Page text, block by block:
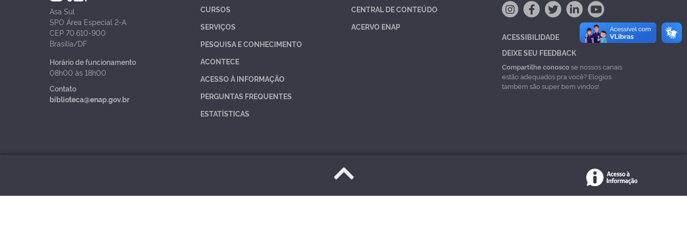
Asa Sul
SPO Área Especial 2-A
CEP 70.610-900
Brasília/DF
Horário de funcionamento
08h00 às 18h00
Contato
biblioteca@enap.gov.br
CURSOS
SERVIÇOS
PESQUISA E CONHECIMENTO
ACONTECE
ACESSO À INFORMAÇÃO
PERGUNTAS FREQUENTES
ESTATÍSTICAS
CENTRAL DE CONTEÚDO
ACERVO ENAP
ACESSIBILIDADE
DEIXE SEU FEEDBACK
Compartilhe conoscose nossos canais
estão adequados pra você? Elogios
também são super bem vindos!